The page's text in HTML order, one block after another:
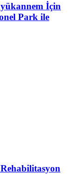
İçin
Park ile